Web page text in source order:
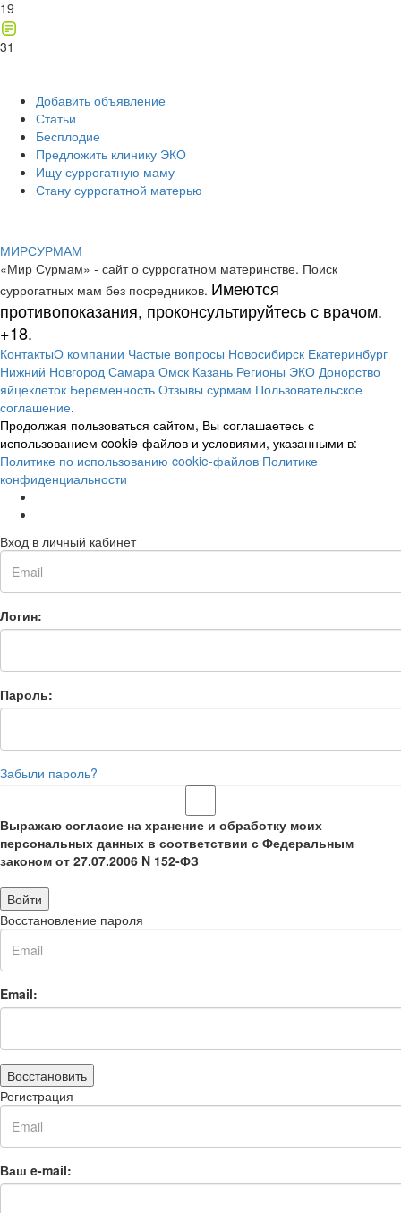
19
31
Добавить объявление
Статьи
Бесплодие
Предложить клинику ЭКО
Ищу суррогатную маму
Стану суррогатной матерью
МИРСУРМАМ
«Мир Сурмам» - сайт о суррогатном материнстве. Поиск
суррогатных мам без посредников. Имеются
противопоказания, проконсультируйтесь с врачом.
+18.
КонтактыО компании Частые вопросы Новосибирск Екатеринбург
Нижний Новгород Самара Омск Казань Регионы ЭКО Донорство
яйцеклеток Беременность Отзывы сурмам Пользовательское
соглашение.
Продолжая пользоваться сайтом, Вы соглашаетесь с
использованием cookie-файлов и условиями, указанными в:
Политике по использованию cookie-файлов Политике
конфиденциальности
Вход в личный кабинет
Логин:
Пароль:
Забыли пароль?
Выражаю согласие на хранение и обработку моих
персональных данных в соответствии с Федеральным
законом от 27.07.2006 N 152-ФЗ
Войти
Восстановление пароля
Email:
Восстановить
Регистрация
Ваш e-mail: